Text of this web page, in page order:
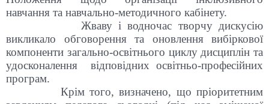
навчання та навчально-методичного кабінету.
Жваву і водночас творчу дискусію
викликало обговорення та оновлення вибіркової
компоненти загально-освітнього циклу дисциплін та
удосконалення відповідних освітньо-професійних
програм.
Крім того, визначено, що пріоритетним